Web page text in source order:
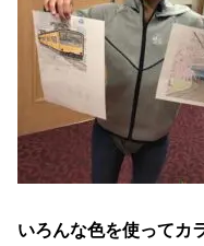
いろんな色を使ってカ